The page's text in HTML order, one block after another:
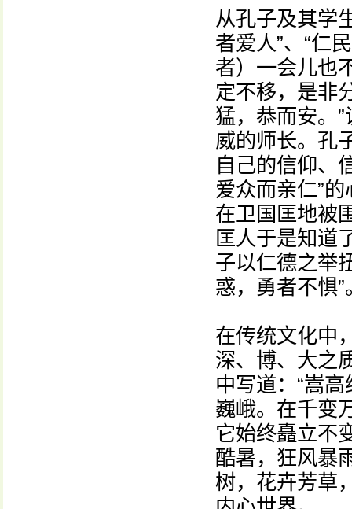
从孔子及其学
者爱人”、“仁
者）一会儿也
定不移，是非
猛，恭而安。
威的师长。孔
自己的信仰、
爱众而亲仁”
在卫国匡地被
匡人于是知道
子以仁德之举
惑，勇者不惧”
在传统文化中
深、博、大之
中写道：“嵩
巍峨。在千变
它始终矗立不
酷暑，狂风暴
树，花卉芳草